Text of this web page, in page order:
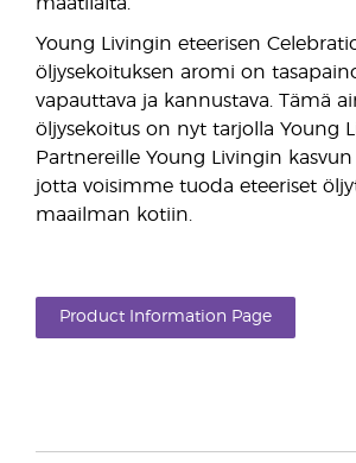
Young Livingin eteerisen
öljysekoituksen aromi on
vapauttava ja kannustava. Tämä
öljysekoitus on nyt tarjolla Young
Partnereille Young Livingin
jotta voisimme tuoda eteeriset
maailman kotiin.
Product Information Page